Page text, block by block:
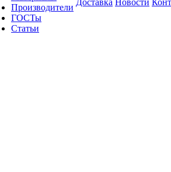
Производители
ГОСТы
Статьи
Доставка Новости